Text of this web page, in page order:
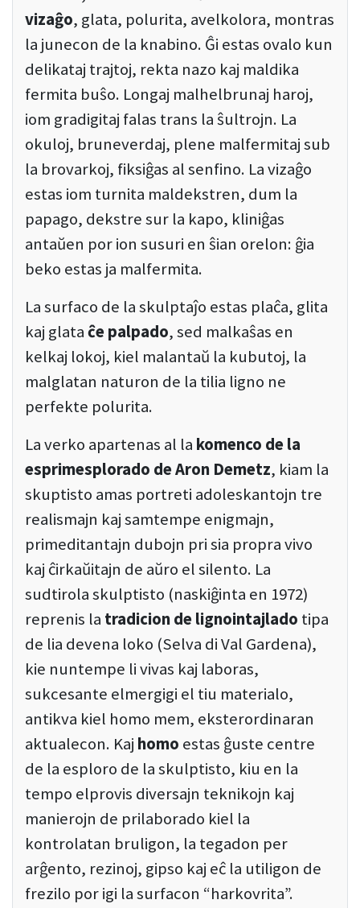
vizaĝo, glata, polurita, avelkolora, montras
la junecon de la knabino. Ĝi estas ovalo kun
delikataj trajtoj, rekta nazo kaj maldika
fermita buŝo. Longaj malhelbrunaj haroj,
iom gradigitaj falas trans la ŝultrojn. La
okuloj, bruneverdaj, plene malfermitaj sub
la brovarkoj, fiksiĝas al senfino. La vizaĝo
estas iom turnita maldekstren, dum la
papago, dekstre sur la kapo, kliniĝas
antaŭen por ion susuri en ŝian orelon: ĝia
beko estas ja malfermita.
La surfaco de la skulptaĵo estas plaĉa, glita
kaj glataĉe palpado, sed malkaŝas en
kelkaj lokoj, kiel malantaŭ la kubutoj, la
malglatan naturon de la tilia ligno ne
perfekte polurita.
La verko apartenas al la komenco de la
esprimesplorado de Aron Demetz, kiam la
skuptisto amas portreti adoleskantojn tre
realismajn kaj samtempe enigmajn,
primeditantajn dubojn pri sia propra vivo
kaj ĉirkaŭitajn de aŭro el silento. La
sudtirola skulptisto (naskiĝinta en 1972)
reprenis la tradicion de lignointajlado tipa
de lia devena loko (Selva di Val Gardena),
kie nuntempe li vivas kaj laboras,
sukcesante elmergigi el tiu materialo,
antikva kiel homo mem, eksterordinaran
aktualecon. Kaj homo estas ĝuste centre
de la esploro de la skulptisto, kiu en la
tempo elprovis diversajn teknikojn kaj
manierojn de prilaborado kiel la
kontrolatan bruligon, la tegadon per
arĝento, rezinoj, gipso kaj eĉ la utiligon de
frezilo por igi la surfacon “harkovrita”.